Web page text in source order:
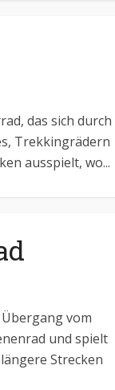
das sich durch
Trekkingrädern
ausspielt, wo...
vom
und spielt
Strecken